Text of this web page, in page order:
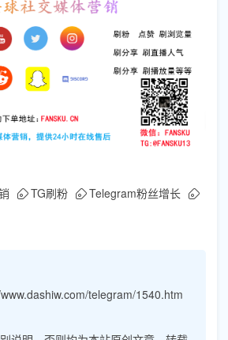
TG刷粉
Telegram粉丝增长
telegram/1540.htm